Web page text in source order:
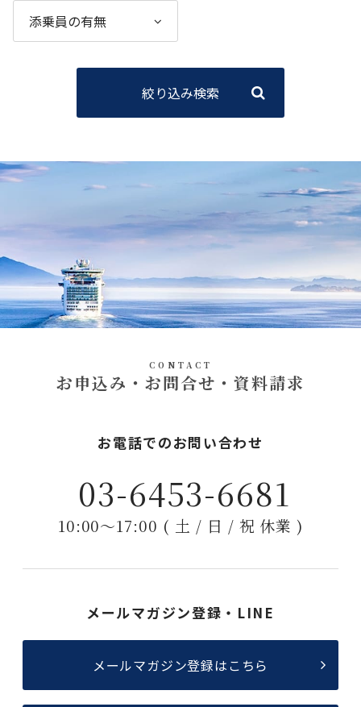
絞り込み検索
CONTACT
お申込み・お問合せ・資料請求
お電話でのお問い合わせ
03-6453-6681
10:00〜17:00 ( 土 / 日 / 祝 休業 )
メールマガジン登録・LINE
メールマガジン登録はこちら